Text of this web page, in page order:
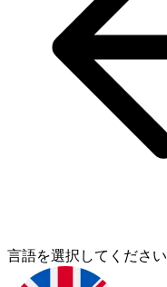
言語を選択してください